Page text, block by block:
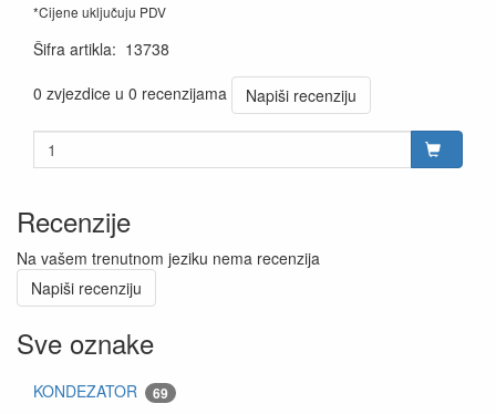
*Cijene uključuju PDV
Šifra artikla: 13738
0 zvjezdice u 0 recenzijama
Napiši recenziju
Recenzije
Na vašem trenutnom jeziku nema recenzija
Napiši recenziju
Sve oznake
KONDEZATOR 69